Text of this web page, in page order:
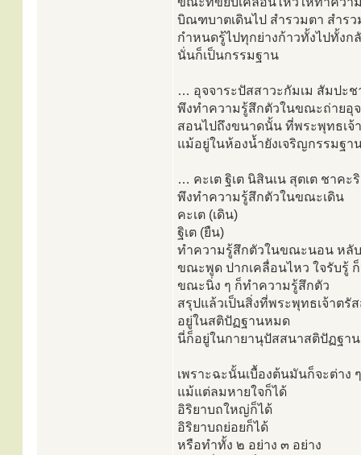
บิณฑบาตเดินไป สำรวมตา สำรว
กำหนดรู้ไปทุกย่างก้าวทั้งไปทั้งก
นั่นก็เป็นกรรมฐาน
… อุจจาระปัสสาวะกัมเม สัมปะ
พึงทำความรู้สึกตัวในขณะถ่ายอุ
สอนไปถึงขนาดนั้น ที่พระพุทธเจ้
แม้อยู่ในห้องน้ำยังเจริญกรรมฐา
… คะเต ฐิเต นิสินเน สุตเต ชาค
พึงทำความรู้สึกตัวในขณะเดิน
คะเต (เดิน)
ฐิเต (ยืน)
ทำความรู้สึกตัวในขณะนอน หลั
ขณะพูด ปากเคลื่อนไหว ใจรับรู้
ขณะนิ่ง ๆ ก็ทำความรู้สึกตัว
สรุปแล้วเป็นสิ่งที่พระพุทธเจ้าตรั
อยู่ในสติปัฏฐานหมด
นี่ก็อยู่ในกายานุปัสสนาสติปัฏฐาน
เพราะฉะนั้นเบื้องต้นมันก็จะต่าง
แม้แต่ลมหายใจก็ได้
อิริยาบถใหญ่ก็ได้
อิริยาบถย่อยก็ได้
หรือทำทั้ง ๒ อย่าง ๓ อย่าง